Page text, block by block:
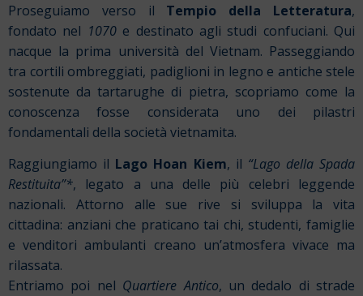
Proseguiamo verso il Tempio della Letteratura,
fondato nel 1070e destinato agli studi confuciani. Qui
nacque la prima università del Vietnam. Passeggiando
tra cortili ombreggiati, padiglioni in legno e antiche stele
sostenute da tartarughe di pietra, scopriamo come la
conoscenza fosse considerata uno dei pilastri
fondamentali della società vietnamita.
Raggiungiamo il Lago Hoan Kiem, il “Lago della Spada
Restituita”*, legato a una delle più celebri leggende
nazionali. Attorno alle sue rive si sviluppa la vita
cittadina: anziani che praticano tai chi, studenti, famiglie
e venditori ambulanti creano un’atmosfera vivace ma
rilassata.
Entriamo poi nel Quartiere Antico, un dedalo di strade